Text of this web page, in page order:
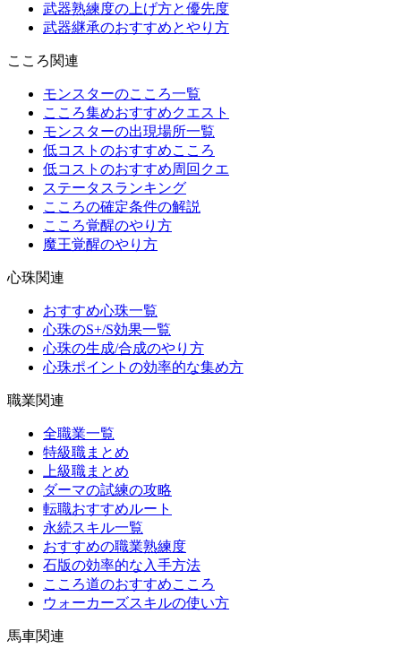
武器熟練度の上げ方と優先度
武器継承のおすすめとやり方
こころ関連
モンスターのこころ一覧
こころ集めおすすめクエスト
モンスターの出現場所一覧
低コストのおすすめこころ
低コストのおすすめ周回クエ
ステータスランキング
こころの確定条件の解説
こころ覚醒のやり方
魔王覚醒のやり方
心珠関連
おすすめ心珠一覧
心珠のS+/S効果一覧
心珠の生成/合成のやり方
心珠ポイントの効率的な集め方
職業関連
全職業一覧
特級職まとめ
上級職まとめ
ダーマの試練の攻略
転職おすすめルート
永続スキル一覧
おすすめの職業熟練度
石版の効率的な入手方法
こころ道のおすすめこころ
ウォーカーズスキルの使い方
馬車関連